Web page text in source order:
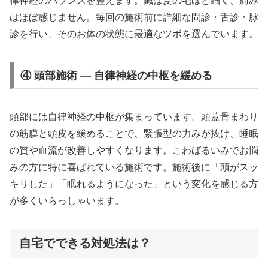
はほぼ感じません。毎回の施術前に詳細な問診・舌診・脉
診を行い、そのお体の状態に最適なツボを選んでいます。
④ 頭部施術 — 自律神経の中枢を緩める
頭部には自律神経の中枢が集まっています。頭蓋骨まわり
の筋膜と頭皮を緩めることで、緊張型の力みが抜け、睡眠
の質や血流が改善しやすくなります。こわばるいみでお悩
みの方に特に喜ばれている施術です。施術後に「頭がスッ
キリした」「眠れるようになった」という変化を感じる方
が多くいらっしゃいます。
自宅でできる対処法は？